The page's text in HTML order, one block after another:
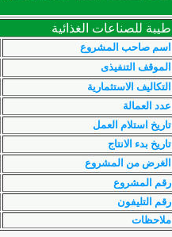
طيبة للصناعات الغذائية
اسم صاحب المشروع
الموقف التنفيذى
التكاليف الاستثمارية
عدد العمالة
تاريخ استلام العمل
تاريخ بدء الانتاج
الغرض من المشروع
رقم المشروع
رقم التليفون
ملاحظات